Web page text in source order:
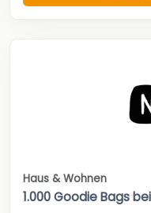
Haus & Wohnen
1.000 Goodie Bags